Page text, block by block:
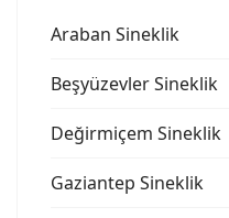
Araban Sineklik
Beşyüzevler Sineklik
Değirmiçem Sineklik
Gaziantep Sineklik